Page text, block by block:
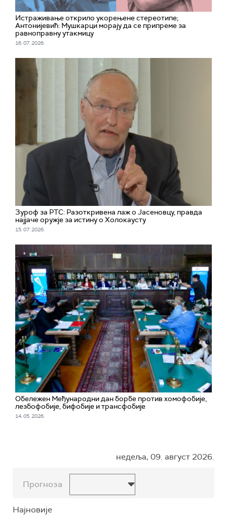
Истраживање открило укорењене стереотипе;
Антонијевић: Мушкарци морају да се припреме за
равноправну утакмицу
16. 07. 2026.
Зуроф за РТС: Разоткривена лаж о Јасеновцу, правда
најјаче оружје за истину о Холокаусту
15. 07. 2026.
Обележен Међународни дан борбе против хомофобије,
лезбофобије, бифобије и трансфобије
14. 05. 2026.
недеља, 09. август 2026.
Прогноза
Најновије